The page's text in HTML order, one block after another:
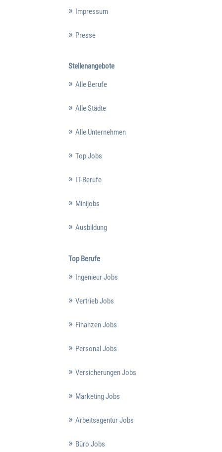
Impressum
Presse
Stellenangebote
Alle Berufe
Alle Städte
Alle Unternehmen
Top Jobs
IT-Berufe
Minijobs
Ausbildung
Top Berufe
Ingenieur Jobs
Vertrieb Jobs
Finanzen Jobs
Personal Jobs
Versicherungen Jobs
Marketing Jobs
Arbeitsagentur Jobs
Büro Jobs